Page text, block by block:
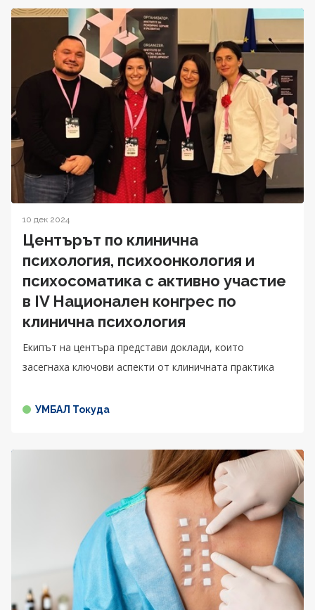
10 дек 2024
Центърът по клинична
психология, психоонкология и
психосоматика с активно участие
в IV Национален конгрес по
клинична психология
Екипът на центъра представи доклади, които
засегнаха ключови аспекти от клиничната практика
УМБАЛ Токуда